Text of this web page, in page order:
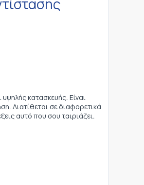
υψηλής κατασκευής. Είναι
Διατίθεται σε διαφορετικά
αυτό που σου ταιριάζει.